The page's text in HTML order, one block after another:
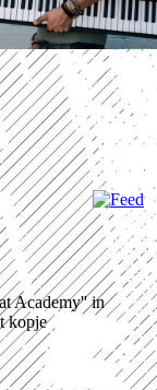
Academy'' in
kopje